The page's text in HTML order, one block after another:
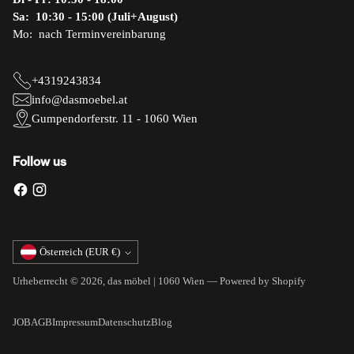
Sa: 10:30 - 15:00 (Juli+August)
Mo: nach Terminvereinbarung
+4319243834
info@dasmoebel.at
Gumpendorferstr. 11 - 1060 Wien
Follow us
Währung Österreich (EUR €)
Urheberrecht © 2026, das möbel | 1060 Wien — Powered by Shopify
JOBAGBImpressumDatenschutzBlog